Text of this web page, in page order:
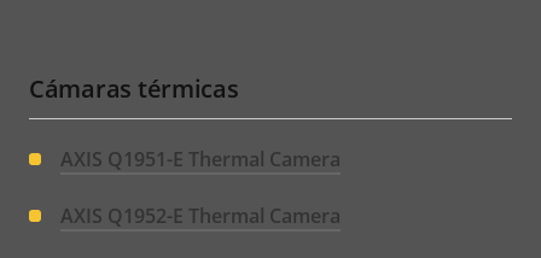
Cámaras térmicas
AXIS Q1951-E Thermal Camera
AXIS Q1952-E Thermal Camera